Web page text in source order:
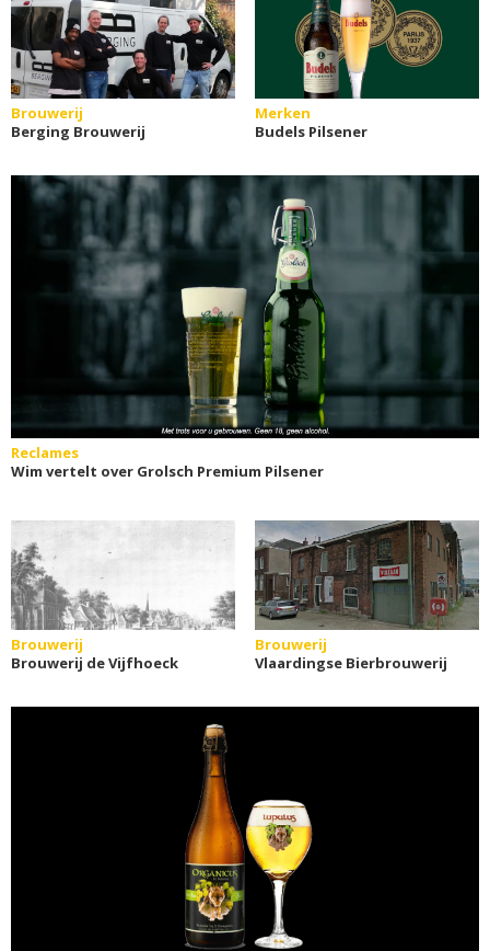
Brouwerij
Berging Brouwerij
Merken
Budels Pilsener
Reclames
Wim vertelt over Grolsch Premium Pilsener
Brouwerij
Brouwerij de Vijfhoeck
Brouwerij
Vlaardingse Bierbrouwerij